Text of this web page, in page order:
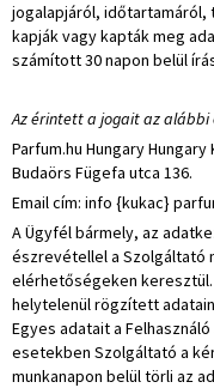
jogalapjáról, időtartamáról,
kapják vagy kapták meg
számított 30 napon belül
Az érintett a jogait az
Parfum.hu Hungary
Budaörs Fügefa utca 136.
Email cím: info {kukac}
A Ügyfél bármely, az
észrevétellel a Szolgáltató
elérhetőségeken
helytelenül rögzített
Egyes adatait a
esetekben Szolgáltató a
munkanapon belül törli az